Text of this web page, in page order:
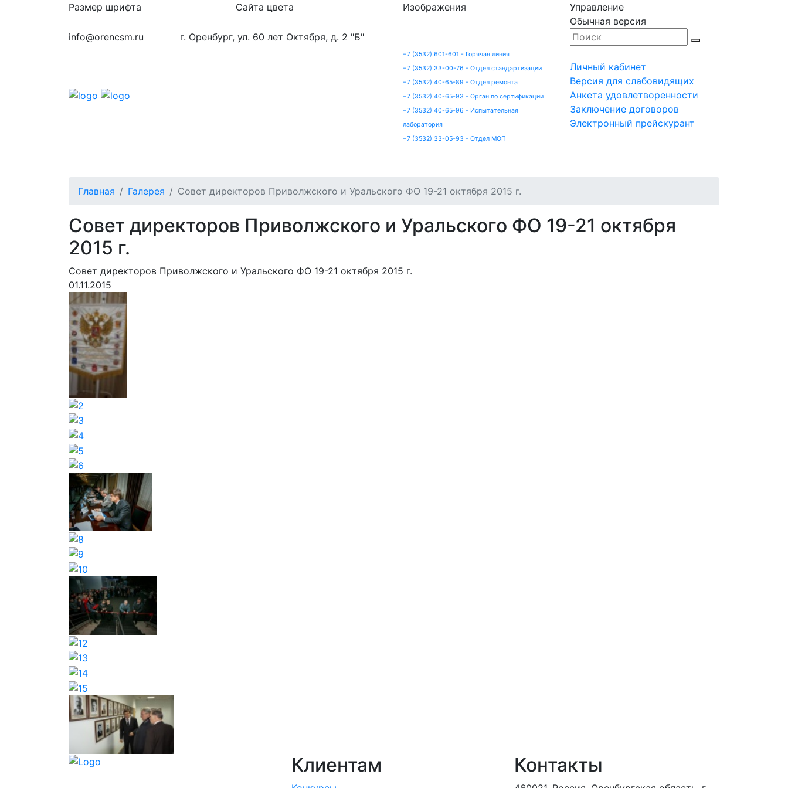
Размер шрифта Сайта цвета Изображения
Управление
Обычная версия
info@orencsm.ru
г. Оренбург, ул. 60 лет Октября, д. 2 "Б"
+7 (3532) 601-601 - Горячая линия
+7 (3532) 33-00-76 - Отдел стандартизации
+7 (3532) 40-65-89 - Отдел ремонта
+7 (3532) 40-65-93 - Орган по сертификации
+7 (3532) 40-65-96 - Испытательная
лаборатория
+7 (3532) 33-05-93 - Отдел МОП
Личный кабинет
Версия для слабовидящих
Анкета удовлетворенности
Заключение договоров
Электронный прейскурант
Главная Галерея Совет директоров Приволжского и Уральского ФО 19-21 октября 2015 г.
Совет директоров Приволжского и Уральского ФО 19-21 октября
2015 г.
Совет директоров Приволжского и Уральского ФО 19-21 октября 2015 г.
01.11.2015
Клиентам Контакты